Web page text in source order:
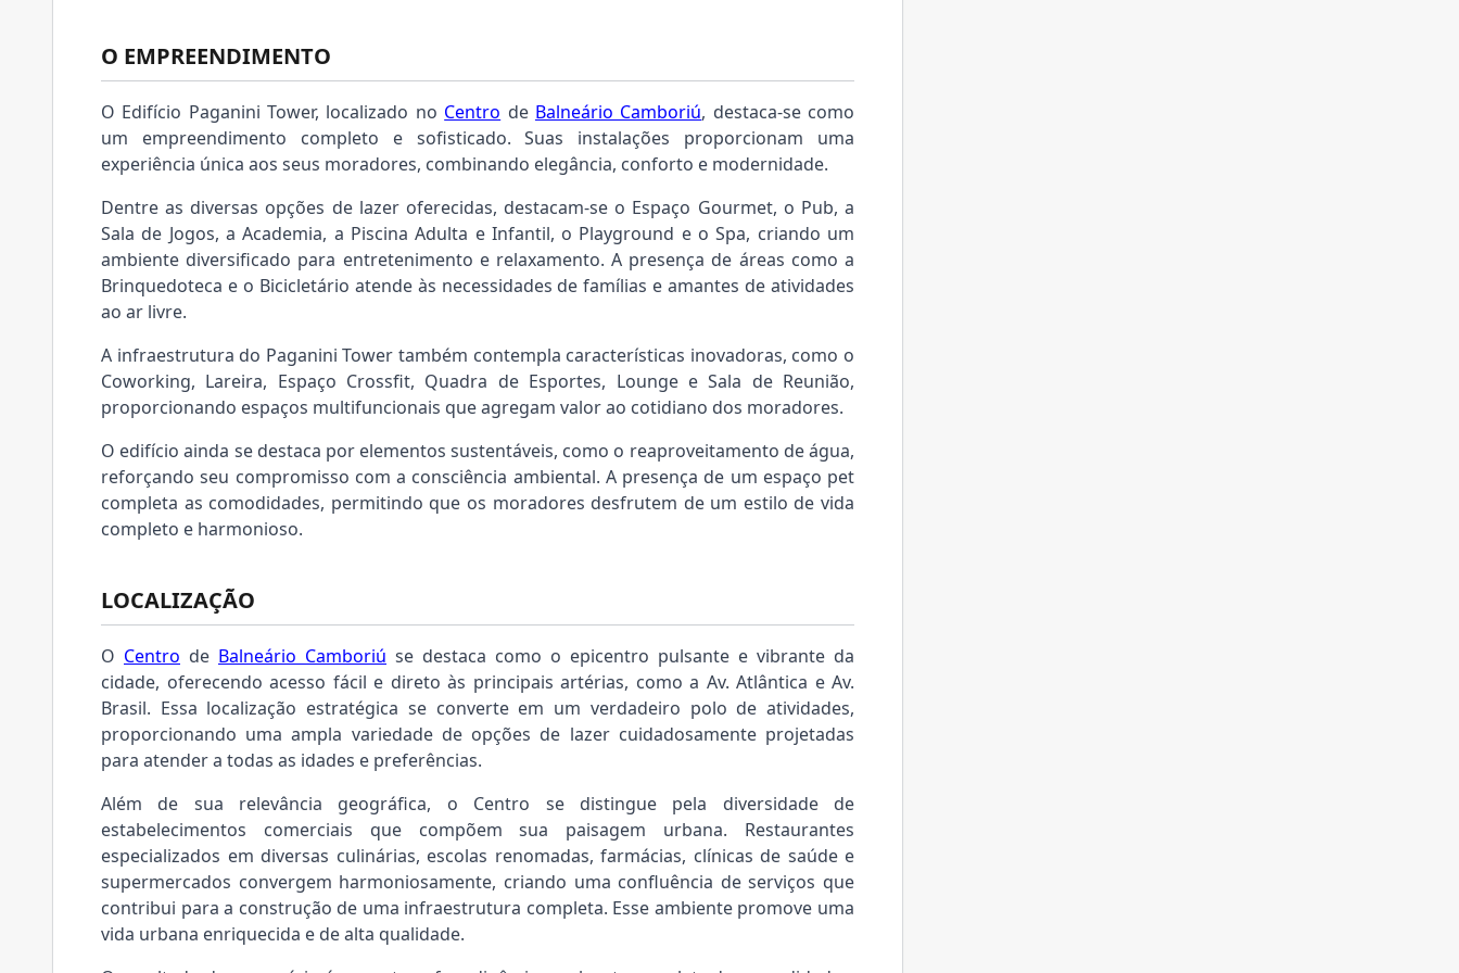
O EMPREENDIMENTO
O Edifício Paganini Tower, localizado no Centro de Balneário Camboriú, destaca-se como
um empreendimento completo e sofisticado. Suas instalações proporcionam uma
experiência única aos seus moradores, combinando elegância, conforto e modernidade.
Dentre as diversas opções de lazer oferecidas, destacam-se o Espaço Gourmet, o Pub, a
Sala de Jogos, a Academia, a Piscina Adulta e Infantil, o Playground e o Spa, criando um
ambiente diversificado para entretenimento e relaxamento. A presença de áreas como a
Brinquedoteca e o Bicicletário atende às necessidades de famílias e amantes de atividades
ao ar livre.
A infraestrutura do Paganini Tower também contempla características inovadoras, como o
Coworking, Lareira, Espaço Crossfit, Quadra de Esportes, Lounge e Sala de Reunião,
proporcionando espaços multifuncionais que agregam valor ao cotidiano dos moradores.
O edifício ainda se destaca por elementos sustentáveis, como o reaproveitamento de água,
reforçando seu compromisso com a consciência ambiental. A presença de um espaço pet
completa as comodidades, permitindo que os moradores desfrutem de um estilo de vida
completo e harmonioso.
LOCALIZAÇÃO
O Centro de Balneário Camboriú se destaca como o epicentro pulsante e vibrante da
cidade, oferecendo acesso fácil e direto às principais artérias, como a Av. Atlântica e Av.
Brasil. Essa localização estratégica se converte em um verdadeiro polo de atividades,
proporcionando uma ampla variedade de opções de lazer cuidadosamente projetadas
para atender a todas as idades e preferências.
Além de sua relevância geográfica, o Centro se distingue pela diversidade de
estabelecimentos comerciais que compõem sua paisagem urbana. Restaurantes
especializados em diversas culinárias, escolas renomadas, farmácias, clínicas de saúde e
supermercados convergem harmoniosamente, criando uma confluência de serviços que
contribui para a construção de uma infraestrutura completa. Esse ambiente promove uma
vida urbana enriquecida e de alta qualidade.